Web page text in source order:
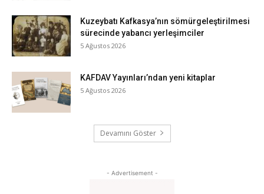
Kuzeybatı Kafkasya’nın sömürgeleştirilmesi
sürecinde yabancı yerleşimciler
5 Ağustos 2026
KAFDAV Yayınları’ndan yeni kitaplar
5 Ağustos 2026
Devamını Göster
- Advertisement -